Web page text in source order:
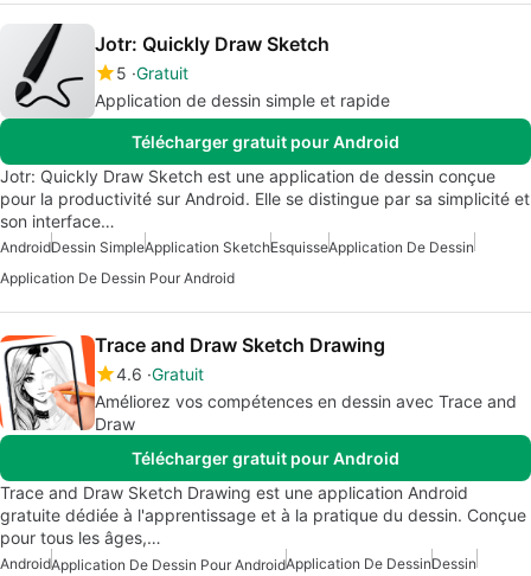
Jotr: Quickly Draw Sketch
5 Gratuit
Application de dessin simple et rapide
Télécharger gratuit pour Android
Jotr: Quickly Draw Sketch est une application de dessin conçue
pour la productivité sur Android. Elle se distingue par sa simplicité et
son interface…
AndroidDessin SimpleApplication SketchEsquisseApplication De Dessin
Application De Dessin Pour Android
Trace and Draw Sketch Drawing
4.6 Gratuit
Améliorez vos compétences en dessin avec Trace and
Draw
Télécharger gratuit pour Android
Trace and Draw Sketch Drawing est une application Android
gratuite dédiée à l'apprentissage et à la pratique du dessin. Conçue
pour tous les âges,…
AndroidApplication De Dessin Pour AndroidApplication De DessinDessin